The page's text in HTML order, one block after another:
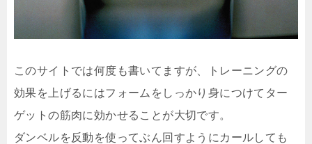
このサイトでは何度も書いてますが、トレーニングの
効果を上げるにはフォームをしっかり身につけてター
ゲットの筋肉に効かせることが大切です。
ダンベルを反動を使ってぶん回すようにカールしても